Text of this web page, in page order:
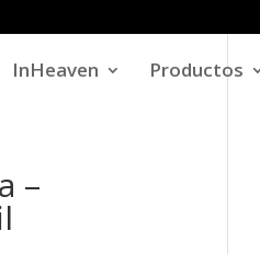
InHeaven Productos
–